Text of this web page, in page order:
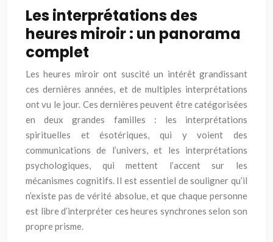
Les interprétations des
heures miroir : un panorama
complet
Les heures miroir ont suscité un intérêt grandissant
ces dernières années, et de multiples interprétations
ont vu le jour. Ces dernières peuvent être catégorisées
en deux grandes familles : les interprétations
spirituelles et ésotériques, qui y voient des
communications de l’univers, et les interprétations
psychologiques, qui mettent l’accent sur les
mécanismes cognitifs. Il est essentiel de souligner qu’il
n’existe pas de vérité absolue, et que chaque personne
est libre d’interpréter ces heures synchrones selon son
propre prisme.